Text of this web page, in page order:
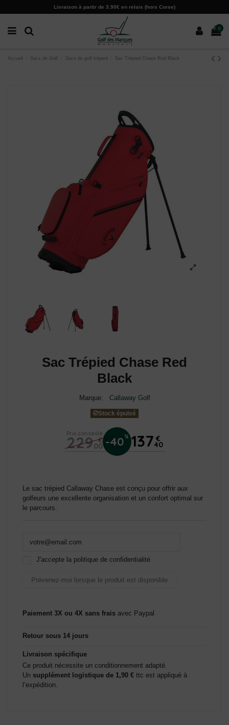
Livraison à partir de 3.90€ en relais (hors Corse)
0
Accueil Sacs de Golf Sacs de golf trépied Sac Trépied Chase Red Black
Sac Trépied Chase Red
Black
Marque: Callaway Golf
Stock épuisé
Prix conseillé
229 €
00 -40% 137 €
40
Le sac trépied Callaway Chase est conçu pour offrir aux
golfeurs une excellente organisation et un confort optimal sur
le parcours.
J'accepte la politique de confidentialité
Paiement 3X ou 4X sans frais avec Paypal
Retour sous 14 jours
Livraison spécifique
Ce produit nécessite un conditionnement adapté.
Un supplément logistique de 1,90 € ttc est appliqué à
l’expédition.
Paramètres des cookies